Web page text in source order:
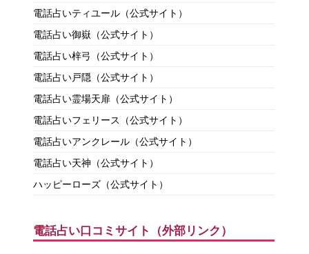
電話占いティユール（公式サイト）
電話占い御嶽（公式サイト）
電話占い梓弓（公式サイト）
電話占い戸隠（公式サイト）
電話占い霊場天扉（公式サイト）
電話占いフェリース（公式サイト）
電話占いアンクレール（公式サイト）
電話占い天神（公式サイト）
ハッピーローズ（公式サイト）
電話占い口コミサイト（外部リンク）